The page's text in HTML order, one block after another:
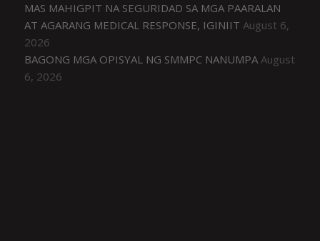
MAS MAHIGPIT NA SEGURIDAD SA MGA PAARALAN
AT AGARANG MEDICAL RESPONSE, IGINIIT August 6,
2026
BAGONG MGA OPISYAL NG SMMPC NANUMPA August
6, 2026